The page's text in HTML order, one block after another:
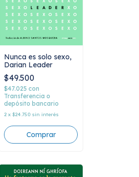
Nunca es solo sexo,
Darian Leader
$49.500
$47.025 con
Transferencia o
depósito bancario
2 x $24.750 sin interés